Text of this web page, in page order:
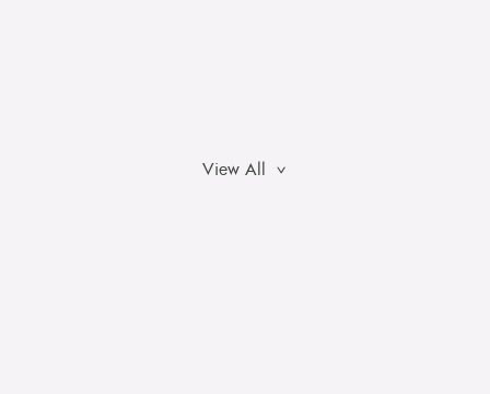
View All